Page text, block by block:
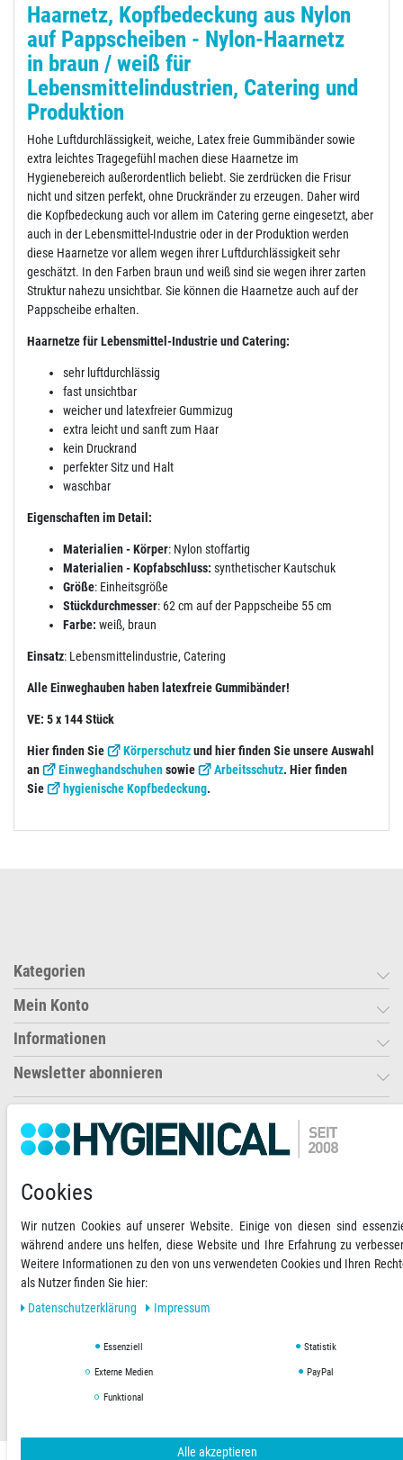
Haarnetz, Kopfbedeckung aus Nylon
auf Pappscheiben - Nylon-Haarnetz
in braun / weiß für
Lebensmittelindustrien, Catering und
Produktion
Hohe Luftdurchlässigkeit, weiche, Latex freie Gummibänder sowie
extra leichtes Tragegefühl machen diese Haarnetze im
Hygienebereich außerordentlich beliebt. Sie zerdrücken die Frisur
nicht und sitzen perfekt, ohne Druckränder zu erzeugen. Daher wird
die Kopfbedeckung auch vor allem im Catering gerne eingesetzt, aber
auch in der Lebensmittel-Industrie oder in der Produktion werden
diese Haarnetze vor allem wegen ihrer Luftdurchlässigkeit sehr
geschätzt. In den Farben braun und weiß sind sie wegen ihrer zarten
Struktur nahezu unsichtbar. Sie können die Haarnetze auch auf der
Pappscheibe erhalten.
Haarnetze für Lebensmittel-Industrie und Catering:
sehr luftdurchlässig
fast unsichtbar
weicher und latexfreier Gummizug
extra leicht und sanft zum Haar
kein Druckrand
perfekter Sitz und Halt
waschbar
Eigenschaften im Detail:
Materialien - Körper: Nylon stoffartig
Materialien - Kopfabschluss: synthetischer Kautschuk
Größe: Einheitsgröße
Stückdurchmesser: 62 cm auf der Pappscheibe 55 cm
Farbe: weiß, braun
Einsatz: Lebensmittelindustrie, Catering
Alle Einweghauben haben latexfreie Gummibänder!
VE: 5 x 144 Stück
Hier finden Sie Körperschutzund hier finden Sie unsere Auswahl
an
Einweghandschuhensowie Arbeitsschutz. Hier finden
Sie
hygienische Kopfbedeckung.
Kategorien
Mein Konto
Informationen
Newsletter abonnieren
Ihre Zahlungsmöglichkeiten 2)
Versandoptionen Social Media
Copyright © 2019 Hygienical. Alle Rechte vorbehalten.
Cookies
Wir nutzen Cookies auf unserer Website. Einige von diesen sind
während andere uns helfen, diese Website und Ihre Erfahrung zu
Weitere Informationen zu den von uns verwendeten Cookies und Ihren
als Nutzer finden Sie hier:
Daten­schutz­erklärung
Impressum
Essenziell Statistik
Externe Medien PayPal
Funktional
Alle akzeptieren